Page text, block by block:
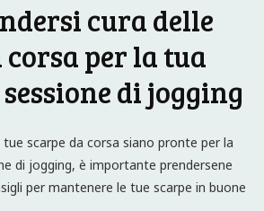
cura delle
corsa per la tua
di jogging
tue scarpe da corsa siano pronte per la
di jogging, è importante prendersene
per mantenere le tue scarpe in buone